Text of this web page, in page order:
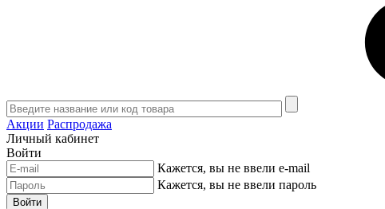
Акции Распродажа
Личный кабинет
Войти
Кажется, вы не ввели e-mail
Кажется, вы не ввели пароль
Войти